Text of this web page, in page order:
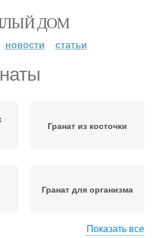
ДОМ
новости статьи
Гранат из косточки
Гранат для организма
Показать все